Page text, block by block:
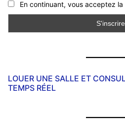
En continuant, vous acceptez
LOUER UNE SALLE ET
TEMPS RÉEL